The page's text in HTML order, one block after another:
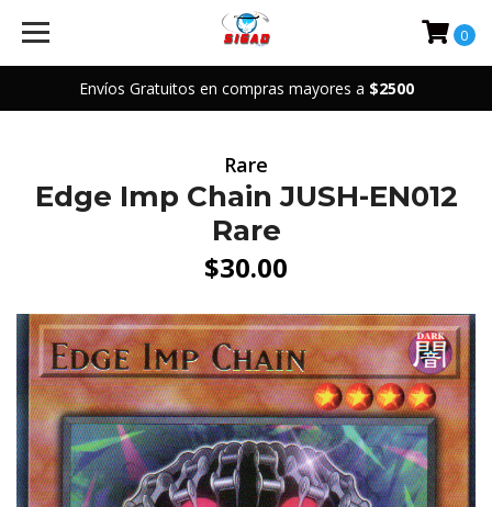
Envíos Gratuitos en compras mayores a $2500
0
Rare
Edge Imp Chain JUSH-EN012
Rare
$30.00